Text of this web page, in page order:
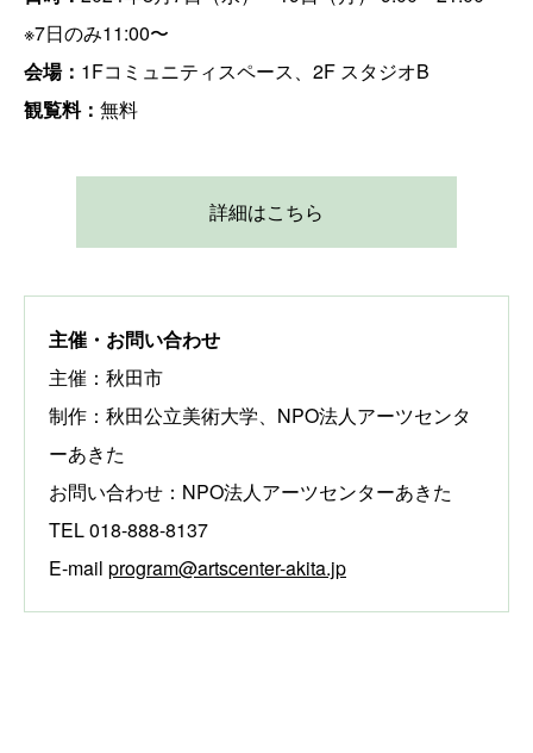
※7日のみ11:00〜
会場： 1Fコミュニティスペース、2F スタジオB
観覧料： 無料
詳細はこちら
主催・お問い合わせ
主催：秋田市
制作：秋田公立美術大学、NPO法人アーツセンタ
ーあきた
お問い合わせ：NPO法人アーツセンターあきた
TEL 018-888-8137
E-mail program@artscenter-akita.jp